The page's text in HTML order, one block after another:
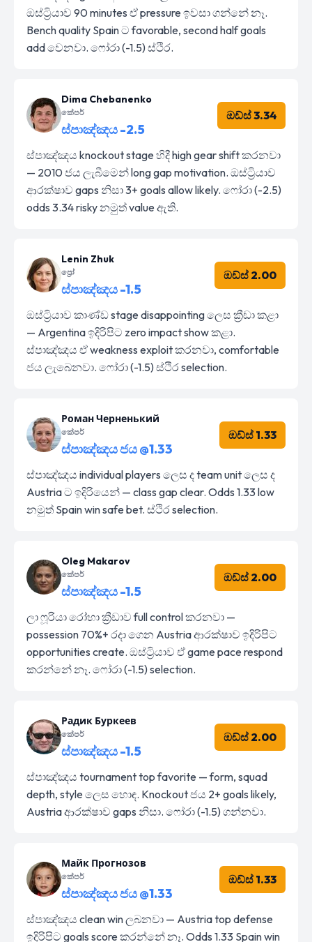
ඔස්ට්‍රියාව 90 minutes ඒ pressure ඉවසා ගන්නේ නෑ.
Bench quality Spain ට favorable, second half goals
add වෙනවා. ෆෝරා (-1.5) ස්ථිර.
Dima Chebanenko
කේපර්
ස්පාඤ්ඤය -2.5
ඔඩ්ස් 3.34
ස්පාඤ්ඤය knockout stage හිදී high gear shift කරනවා
— 2010 ජය ලැබීමෙන් long gap motivation. ඔස්ට්‍රියාව
ආරක්ෂාව gaps නිසා 3+ goals allow likely. ෆෝරා (-2.5)
odds 3.34 risky නමුත් value ඇති.
Lenin Zhuk
ප්‍රෝ
ස්පාඤ්ඤය -1.5
ඔඩ්ස් 2.00
ඔස්ට්‍රියාව කාණ්ඩ stage disappointing ලෙස ක්‍රීඩා කළා
— Argentina ඉදිරිපිට zero impact show කළා.
ස්පාඤ්ඤය ඒ weakness exploit කරනවා, comfortable
ජය ලැබෙනවා. ෆෝරා (-1.5) ස්ථිර selection.
Роман Черненький
කේපර්
ස්පාඤ්ඤය ජය @1.33
ඔඩ්ස් 1.33
ස්පාඤ්ඤය individual players ලෙස ද team unit ලෙස ද
Austria ට ඉදිරියෙන් — class gap clear. Odds 1.33 low
නමුත් Spain win safe bet. ස්ථිර selection.
Oleg Makarov
කේපර්
ස්පාඤ්ඤය -1.5
ඔඩ්ස් 2.00
ලා ෆූරියා රෝහා ක්‍රීඩාව full control කරනවා —
possession 70%+ රදා ගෙන Austria ආරක්ෂාව ඉදිරිපිට
opportunities create. ඔස්ට්‍රියාව ඒ game pace respond
කරන්නේ නෑ. ෆෝරා (-1.5) selection.
Радик Буркеев
කේපර්
ස්පාඤ්ඤය -1.5
ඔඩ්ස් 2.00
ස්පාඤ්ඤය tournament top favorite — form, squad
depth, style ලෙස හොඳ. Knockout ජය 2+ goals likely,
Austria ආරක්ෂාව gaps නිසා. ෆෝරා (-1.5) ගන්නවා.
Майк Прогнозов
කේපර්
ස්පාඤ්ඤය ජය @1.33
ඔඩ්ස් 1.33
ස්පාඤ්ඤය clean win ලබනවා — Austria top defense
ඉදිරිපිට goals score කරන්නේ නෑ. Odds 1.33 Spain win